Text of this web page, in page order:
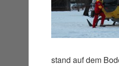
stand auf dem